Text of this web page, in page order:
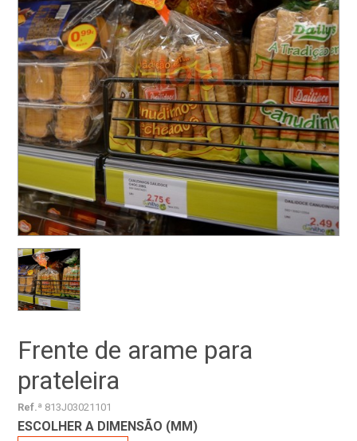
Frente de arame para
prateleira
Ref.ª 813J03021101
ESCOLHER A DIMENSÃO (MM)